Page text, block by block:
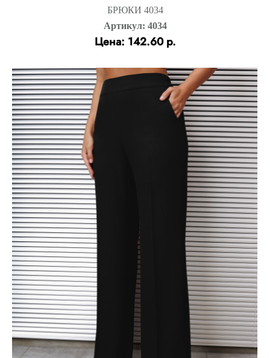
БРЮКИ 4034
Артикул: 4034
Цена: 142.60 р.